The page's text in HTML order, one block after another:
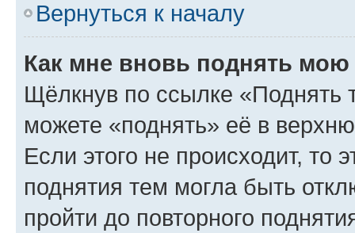
Вернуться к началу
Как мне вновь поднять мою
Щёлкнув по ссылке «Поднять
можете «поднять» её в
Если этого не происходит, то
поднятия тем могла быть
пройти до повторного